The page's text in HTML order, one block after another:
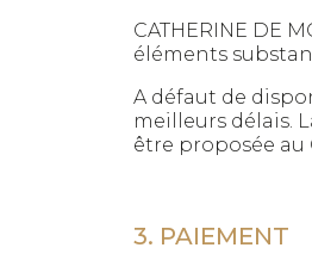
CATHERINE DE
éléments
A défaut de
meilleurs délais.
être proposée
3. PAIEMENT